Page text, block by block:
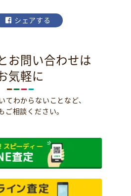
シェアする
お問い合わせは
気軽に
てわからないことなど、
ご相談ください。